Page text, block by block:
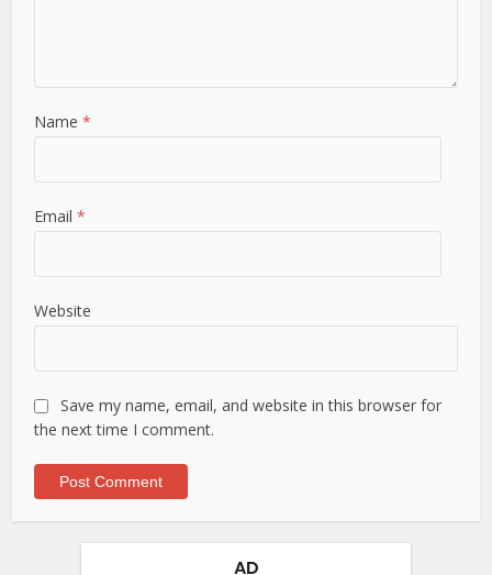
Name*
Email*
Website
Save my name, email, and website in this browser for
the next time I comment.
AD